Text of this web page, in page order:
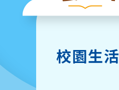
校園生活